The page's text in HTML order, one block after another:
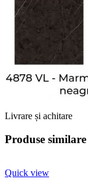
Livrare și achitare
Produse similare
Quick view